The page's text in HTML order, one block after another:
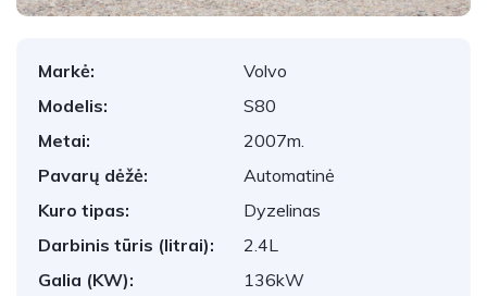
Markė:
Volvo
Modelis:
S80
Metai:
2007m.
Pavarų dėžė:
Automatinė
Kuro tipas:
Dyzelinas
Darbinis tūris (litrai):
2.4L
Galia (KW):
136kW